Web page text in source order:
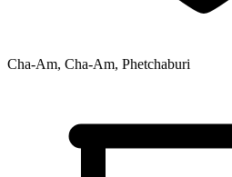
Cha-Am, Cha-Am, Phetchaburi